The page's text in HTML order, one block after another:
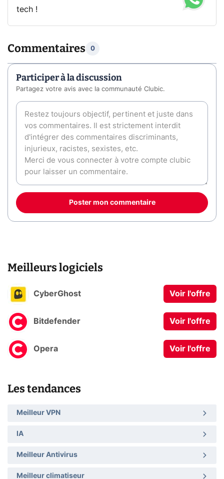
tech !
Commentaires 0
Participer à la discussion
Partagez votre avis avec la communauté Clubic.
Poster mon commentaire
Meilleurs logiciels
CyberGhost Voir l'offre
Bitdefender Voir l'offre
Opera Voir l'offre
Les tendances
Meilleur VPN
IA
Meilleur Antivirus
Meilleur climatiseur